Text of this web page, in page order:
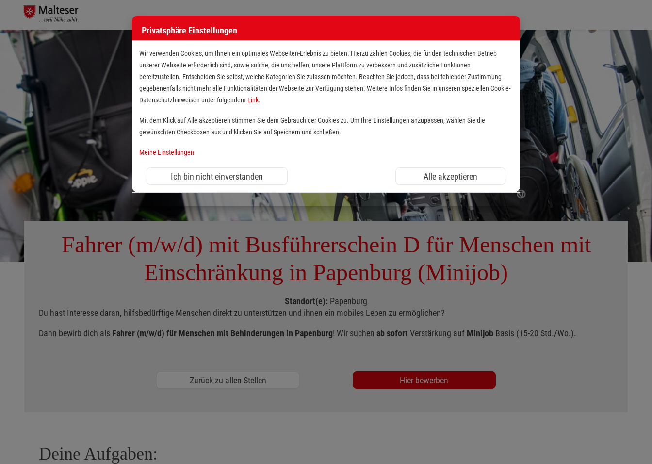
Fahrer (m/w/d) mit Busführerschein D für Menschen mit
Einschränkung in Papenburg (Minijob)
Standort(e): Papenburg
Du hast Interesse daran, hilfsbedürftige Menschen direkt zu unterstützen und ihnen ein mobiles Leben zu ermöglichen?
Dann bewirb dich als Fahrer (m/w/d) für Menschen mit Behinderungen in Papenburg! Wir suchen ab sofort Verstärkung auf Minijob Basis (15-20 Std./Wo.).
Zurück zu allen Stellen Hier bewerben
Deine Aufgaben:
Privatsphäre Einstellungen
Wir verwenden Cookies, um Ihnen ein optimales Webseiten-Erlebnis zu bieten. Hierzu zählen Cookies, die für den technischen Betrieb
unserer Webseite erforderlich sind, sowie solche, die uns helfen, unsere Plattform zu verbessern und zusätzliche Funktionen
bereitzustellen. Entscheiden Sie selbst, welche Kategorien Sie zulassen möchten. Beachten Sie jedoch, dass bei fehlender Zustimmung
gegebenenfalls nicht mehr alle Funktionalitäten der Webseite zur Verfügung stehen. Weitere Infos finden Sie in unseren speziellen Cookie-
Datenschutzhinweisen unter folgendem Link.
Mit dem Klick auf Alle akzeptieren stimmen Sie dem Gebrauch der Cookies zu. Um Ihre Einstellungen anzupassen, wählen Sie die
gewünschten Checkboxen aus und klicken Sie auf Speichern und schließen.
Meine Einstellungen
Ich bin nicht einverstanden Alle akzeptieren